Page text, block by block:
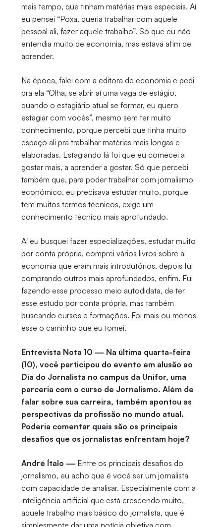
mais tempo, que tinham matérias mais especiais. Aí
eu pensei “Poxa, queria trabalhar com aquele
pessoal ali, fazer aquele trabalho”. Só que eu não
entendia muito de economia, mas estava afim de
aprender.
Na época, falei com a editora de economia e pedi
pra ela “Olha, se abrir aí uma vaga de estágio,
quando o estagiário atual se formar, eu quero
estagiar com vocês”, mesmo sem ter muito
conhecimento, porque percebi que tinha muito
espaço ali pra trabalhar matérias mais longas e
elaboradas. Estagiando lá foi que eu comecei a
gostar mais, a aprender a gostar. Só que percebi
também que, para poder trabalhar com jornalismo
econômico, eu precisava estudar muito, porque
tem muitos termos técnicos, exige um
conhecimento técnico mais aprofundado.
Aí eu busquei fazer especializações, estudar muito
por conta própria, comprei vários livros sobre a
economia que eram mais introdutórios, depois fui
comprando outros mais aprofundados, enfim. Fui
fazendo esse processo meio autodidata, de ter
esse estudo por conta própria, mas também
buscando cursos e formações. Foi mais ou menos
esse o caminho que eu tomei.
Entrevista Nota 10 — Na última quarta-feira
(10), você participou do evento em alusão ao
Dia do Jornalista no campus da Unifor, uma
parceria com o curso de Jornalismo. Além de
falar sobre sua carreira, também apontou as
perspectivas da profissão no mundo atual.
Poderia comentar quais são os principais
desafios que os jornalistas enfrentam hoje?
André Ítalo — Entre os principais desafios do
jornalismo, eu acho que é você ser um jornalista
com capacidade de analisar. Especialmente com a
inteligência artificial que está crescendo muito,
aquele trabalho mais básico do jornalista, que é